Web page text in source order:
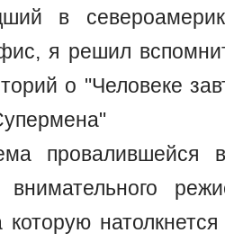
в
я решил
о "Человеке
провалившейся